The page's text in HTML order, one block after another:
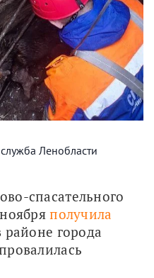
Ленобласти
спасательного
получила
районе города